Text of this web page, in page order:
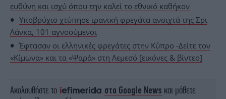
ευθύνη και ισχύ όπου την καλεί το εθνικό καθήκον
Υποβρύχιο χτύπησε ιρανική φρεγάτα ανοιχτά της Σρι
Λάνκα, 101 αγνοούμενοι
Έφτασαν οι ελληνικές φρεγάτες στην Κύπρο -Δείτε τον
«Κίμωνα» και τα «Ψαρά» στη Λεμεσό [εικόνες & βίντεο]
Ακολουθήστε το στο Google News και μάθετε